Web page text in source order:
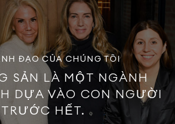
ĐẠO CỦA CHÚNG TÔI
SẢN LÀ MỘT NGÀNH
DỰA VÀO CON NGƯỜI
TRƯỚC HẾT.